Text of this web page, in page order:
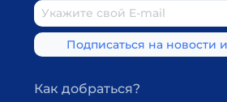
Как добраться?